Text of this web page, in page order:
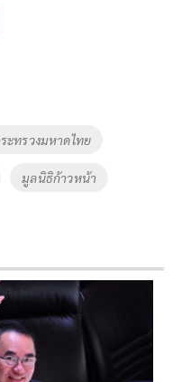
ะทรวงมหาดไทย
มูลนิธิก้าวหน้า